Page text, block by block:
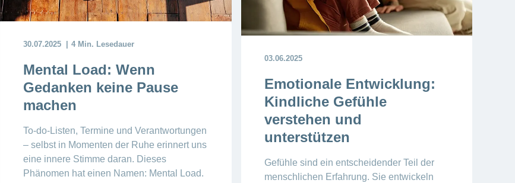
30.07.2025 4 Min. Lesedauer
Mental Load: Wenn
Gedanken keine Pause
machen
To-do-Listen, Termine und Verantwortungen
– selbst in Momenten der Ruhe erinnert uns
eine innere Stimme daran. Dieses
Phänomen hat einen Namen: Mental Load.
03.06.2025
Emotionale Entwicklung:
Kindliche Gefühle
verstehen und
unterstützen
Gefühle sind ein entscheidender Teil der
menschlichen Erfahrung. Sie entwickeln